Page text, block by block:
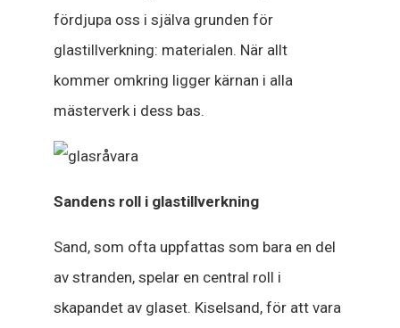
fördjupa oss i själva grunden för
glastillverkning: materialen. När allt
kommer omkring ligger kärnan i alla
mästerverk i dess bas.
Sandens roll i glastillverkning
Sand, som ofta uppfattas som bara en del
av stranden, spelar en central roll i
skapandet av glaset. Kiselsand, för att vara